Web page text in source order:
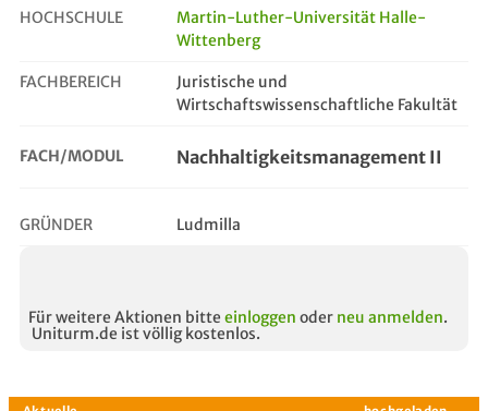
nachhaltigkeitsmanagement ii
HOCHSCHULE
Martin-Luther-Universität Halle-
Wittenberg
FACHBEREICH
Juristische und
Wirtschaftswissenschaftliche Fakultät
FACH/MODUL Nachhaltigkeitsmanagement II
GRÜNDER Ludmilla
Für weitere Aktionen bitte einloggen oder neu anmelden.
Uniturm.de ist völlig kostenlos.